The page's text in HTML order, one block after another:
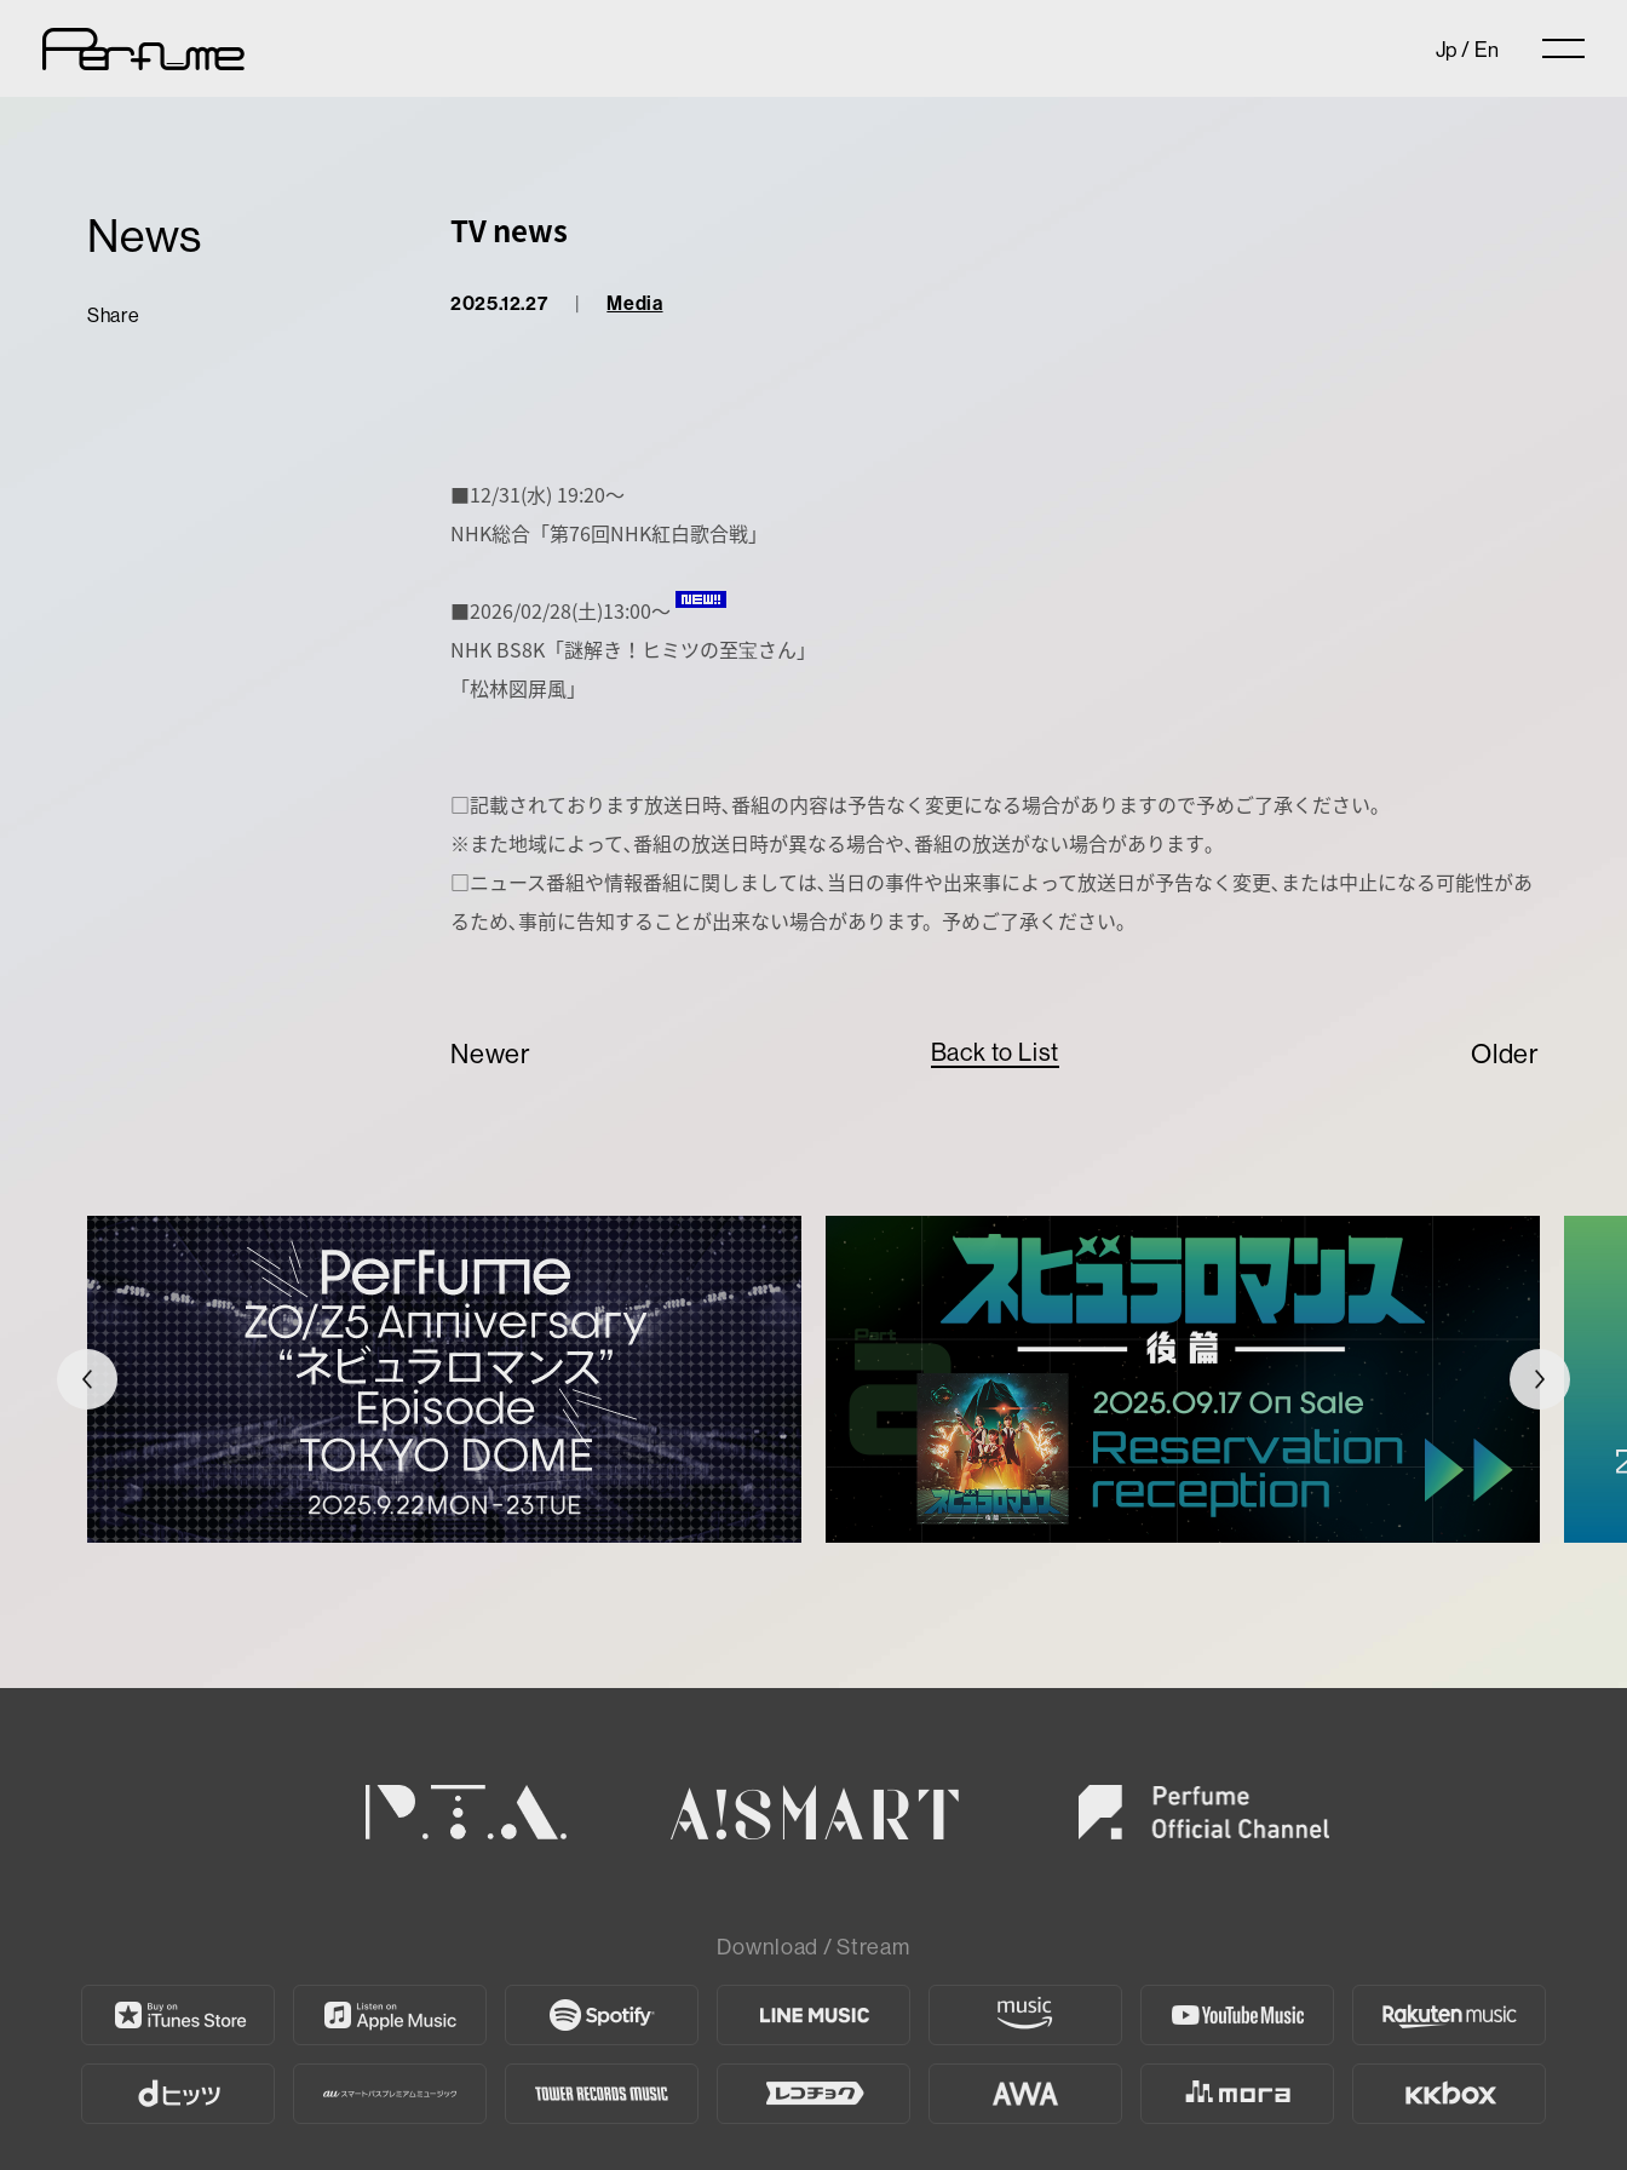
Jp/ En
News
Share
TV news
2025.12.27 | Media
■12/31(水) 19:20〜
NHK総合「第76回NHK紅白歌合戦」
■2026/02/28(土)13:00～
NHK BS8K「謎解き！ヒミツの至宝さん」
「松林図屏風」
□記載されております放送日時､番組の内容は予告なく変更になる場合がありますので予めご了承ください｡
※また地域によって､番組の放送日時が異なる場合や､番組の放送がない場合があります｡
□ニュース番組や情報番組に関しましては､当日の事件や出来事によって放送日が予告なく変更､または中止になる可能性があ
るため､事前に告知することが出来ない場合があります。予めご了承ください｡
Newer Back to List Older
Download / Stream